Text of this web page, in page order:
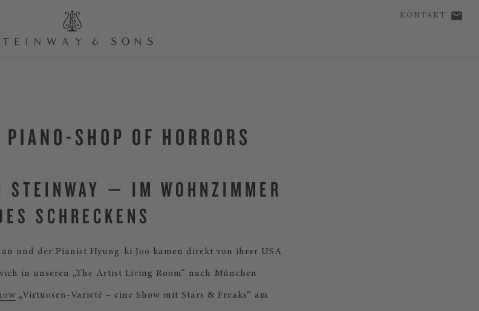
KONTAKT
SHOP OF HORRORS
STEINWAY — IM WOHNZIMMER
SCHRECKENS
und der Pianist Hyung-ki Joo kamen direkt von ihrer USA
in unseren „The Artist Living Room“ nach München
„Virtuosen-Varieté – eine Show mit Stars & Freaks“ am